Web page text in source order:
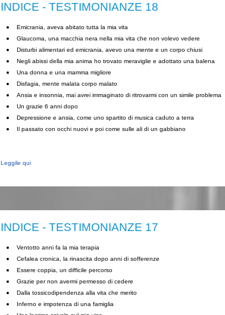
INDICE - TESTIMONIANZE 18
Emicrania, aveva abitato tutta la mia vita
Glaucoma, una macchia nera nella mia vita che non volevo vedere
Disturbi alimentari ed emicrania, avevo una mente e un corpo chiusi
Negli abissi della mia anima ho trovato meraviglie e adottato una balena
Una donna e una mamma migliore
Disfagia, mente malata corpo malato
Ansia e insonnia, mai avrei immaginato di ritrovarmi con un simile problema
Un grazie 6 anni dopo
Depressione e ansia, come uno spartito di musica caduto a terra
Il passato con occhi nuovi e poi come sulle ali di un gabbiano
Leggile qui
INDICE - TESTIMONIANZE 17
Ventotto anni fa la mia terapia
Cefalea cronica, la rinascita dopo anni di sofferenze
Essere coppia, un difficile percorso
Grazie per non avermi permesso di cedere
Dalla tossicodipendenza alla vita che merito
Inferno e impotenza di una famiglia